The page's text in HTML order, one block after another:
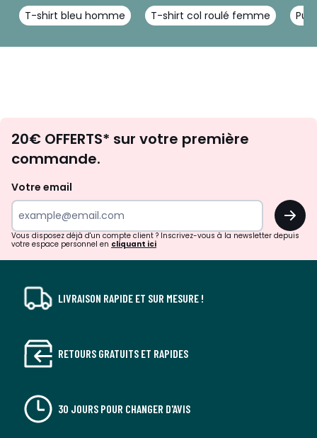
T-shirt bleu homme T-shirt col roulé femme Pull
d'inspirations
surprises?
20€ OFFERTS* sur votre première
commande.
Votre email
OK
Vous disposez déjà d'un compte client ? Inscrivez-vous à la newsletter depuis
votre espace personnel en cliquant ici
LIVRAISON RAPIDE ET SUR MESURE !
RETOURS GRATUITS ET RAPIDES
30 JOURS POUR CHANGER D'AVIS